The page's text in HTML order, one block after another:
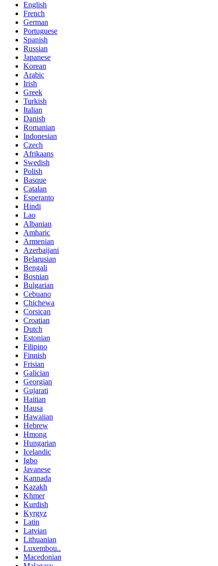
English
French
German
Portuguese
Spanish
Russian
Japanese
Korean
Arabic
Irish
Greek
Turkish
Italian
Danish
Romanian
Indonesian
Czech
Afrikaans
Swedish
Polish
Basque
Catalan
Esperanto
Hindi
Lao
Albanian
Amharic
Armenian
Azerbaijani
Belarusian
Bengali
Bosnian
Bulgarian
Cebuano
Chichewa
Corsican
Croatian
Dutch
Estonian
Filipino
Finnish
Frisian
Galician
Georgian
Gujarati
Haitian
Hausa
Hawaiian
Hebrew
Hmong
Hungarian
Icelandic
Igbo
Javanese
Kannada
Kazakh
Khmer
Kurdish
Kyrgyz
Latin
Latvian
Lithuanian
Luxembou..
Macedonian